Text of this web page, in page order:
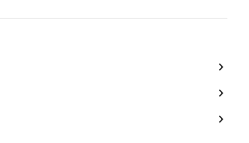
、护手霜、洗手液、化妆品及香水。
水或上述物质，请使用干燥且不带绒